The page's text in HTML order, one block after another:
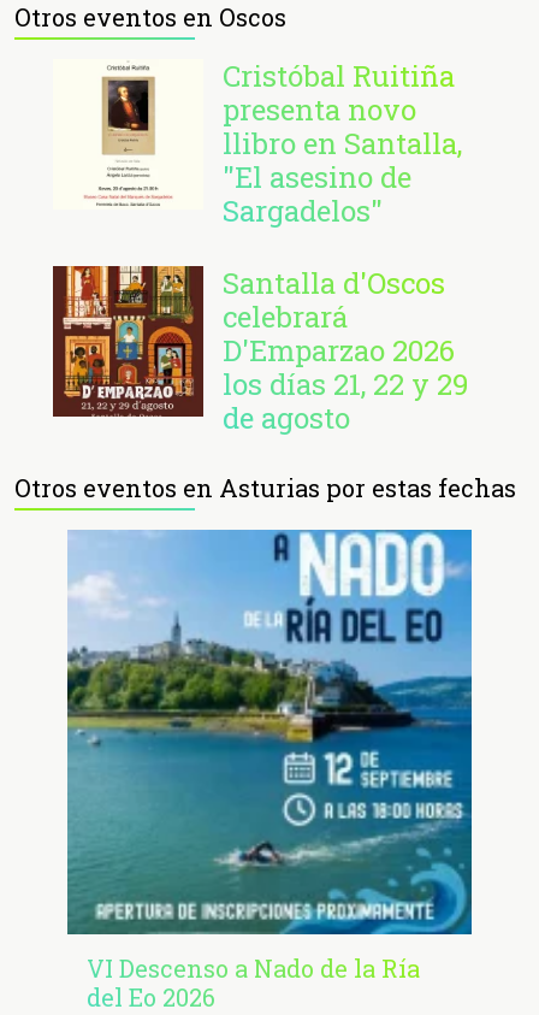
Otros eventos en Oscos
Cristóbal Ruitiña
presenta novo
llibro en Santalla,
"El asesino de
Sargadelos"
Santalla d'Oscos
celebrará
D'Emparzao 2026
los días 21, 22 y 29
de agosto
Otros eventos en Asturias por estas fechas
VI Descenso a Nado de la Ría
del Eo 2026